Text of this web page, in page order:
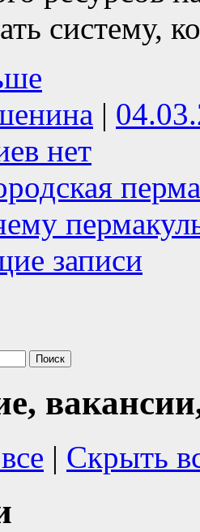
систему,
|
нет
записи
| Скрыть